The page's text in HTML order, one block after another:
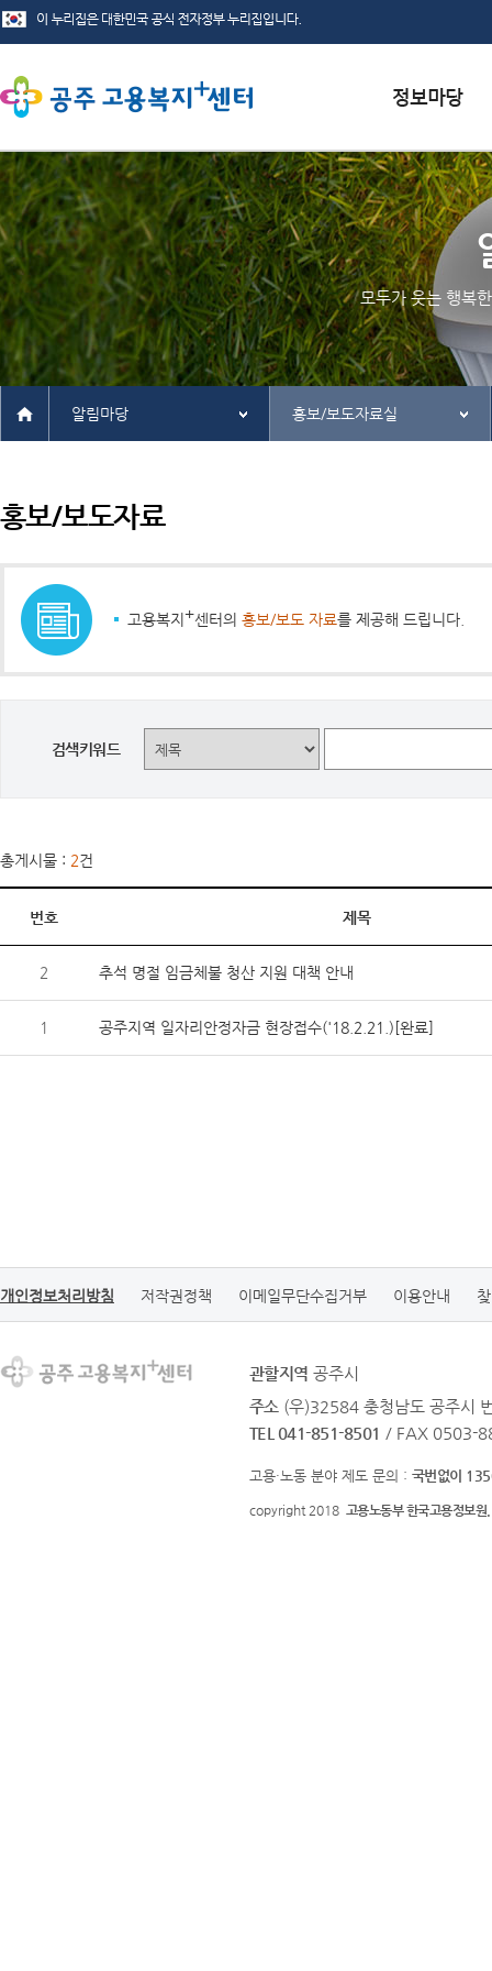
서식자료실
채용정보
인재정보
관련사이트
모두가 웃는 행복
알림마당 홍보/보도자료실
홍보/보도자료
고용복지 +센터의 홍보/보도 자료를 제공해 드립니다.
검색키워드
총게시물 : 2건
번호 제목
2 추석 명절 임금체불 청산 지원 대책 안내
1 공주지역 일자리안정자금 현장접수('18.2.21.)[완료]
개인정보처리방침 저작권정책 이메일무단수집거부 이용안내
관할지역 공주시
주소 (우)32584 충청남도 공주시
TEL 041-851-8501 / FAX 0503-
고용·노동 분야 제도 문의 : 국번없이
copyright 2018 고용노동부 한국고용정보원.